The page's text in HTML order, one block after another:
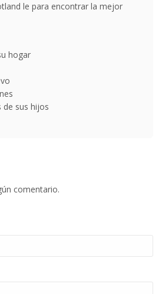
le para encontrar la mejor
hogar
de sus hijos
comentario.